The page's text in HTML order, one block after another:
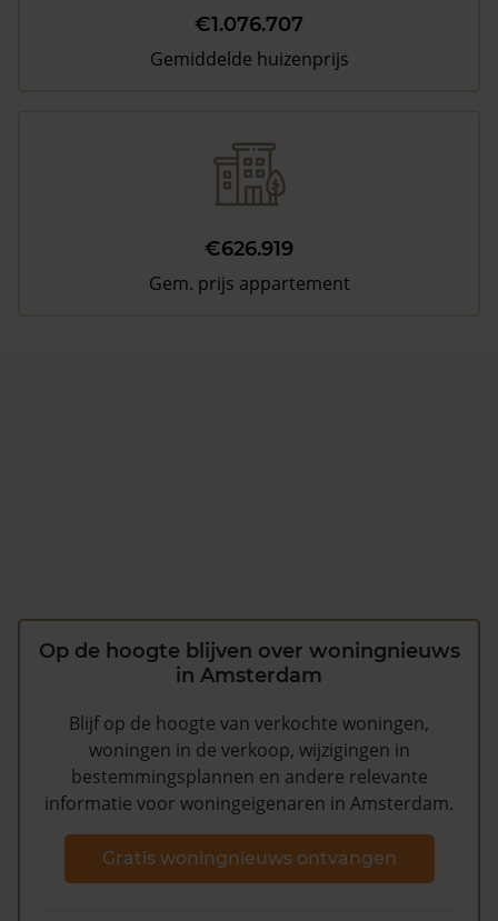
€1.076.707
Gemiddelde huizenprijs
€626.919
Gem. prijs appartement
Op de hoogte blijven over woningnieuws
in Amsterdam
Blijf op de hoogte van verkochte woningen,
woningen in de verkoop, wijzigingen in
bestemmingsplannen en andere relevante
informatie voor woningeigenaren in Amsterdam.
Gratis woningnieuws ontvangen